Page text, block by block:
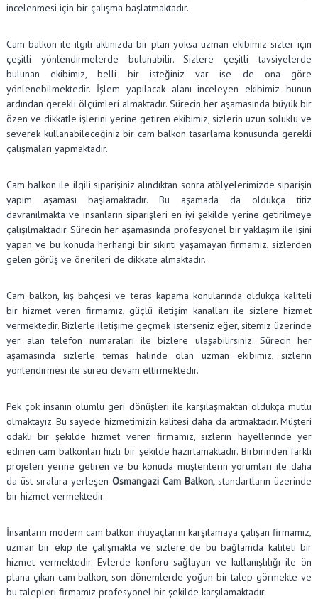
incelenmesi için bir çalışma başlatmaktadır.
Cam balkon ile ilgili aklınızda bir plan yoksa uzman ekibimiz sizler için
çeşitli yönlendirmelerde bulunabilir. Sizlere çeşitli tavsiyelerde
bulunan ekibimiz, belli bir isteğiniz var ise de ona göre
yönlenebilmektedir. İşlem yapılacak alanı inceleyen ekibimiz bunun
ardından gerekli ölçümleri almaktadır. Sürecin her aşamasında büyük bir
özen ve dikkatle işlerini yerine getiren ekibimiz, sizlerin uzun soluklu ve
severek kullanabileceğiniz bir cam balkon tasarlama konusunda gerekli
çalışmaları yapmaktadır.
Cam balkon ile ilgili siparişiniz alındıktan sonra atölyelerimizde siparişin
yapım aşaması başlamaktadır. Bu aşamada da oldukça titiz
davranılmakta ve insanların siparişleri en iyi şekilde yerine getirilmeye
çalışılmaktadır. Sürecin her aşamasında profesyonel bir yaklaşım ile işini
yapan ve bu konuda herhangi bir sıkıntı yaşamayan firmamız, sizlerden
gelen görüş ve önerileri de dikkate almaktadır.
Cam balkon, kış bahçesi ve teras kapama konularında oldukça kaliteli
bir hizmet veren firmamız, güçlü iletişim kanalları ile sizlere hizmet
vermektedir. Bizlerle iletişime geçmek isterseniz eğer, sitemiz üzerinde
yer alan telefon numaraları ile bizlere ulaşabilirsiniz. Sürecin her
aşamasında sizlerle temas halinde olan uzman ekibimiz, sizlerin
yönlendirmesi ile süreci devam ettirmektedir.
Pek çok insanın olumlu geri dönüşleri ile karşılaşmaktan oldukça mutlu
olmaktayız. Bu sayede hizmetimizin kalitesi daha da artmaktadır. Müşteri
odaklı bir şekilde hizmet veren firmamız, sizlerin hayellerinde yer
edinen cam balkonları hızlı bir şekilde hazırlamaktadır. Birbirinden farklı
projeleri yerine getiren ve bu konuda müşterilerin yorumları ile daha
da üst sıralara yerleşen Osmangazi Cam Balkon,standartların üzerinde
bir hizmet vermektedir.
İnsanların modern cam balkon ihtiyaçlarını karşılamaya çalışan firmamız,
uzman bir ekip ile çalışmakta ve sizlere de bu bağlamda kaliteli bir
hizmet vermektedir. Evlerde konforu sağlayan ve kullanışlılığı ile ön
plana çıkan cam balkon, son dönemlerde yoğun bir talep görmekte ve
bu talepleri firmamız profesyonel bir şekilde karşılamaktadır.